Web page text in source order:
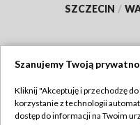
SZCZECIN /
Szanujemy Twoją
Kliknij "Akceptuję i przechodzę
korzystanie z technologii
dostęp do informacji na Twoim